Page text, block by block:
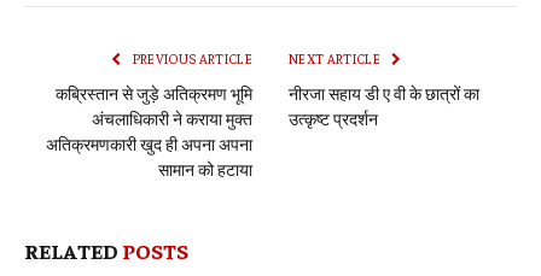
PREVIOUS ARTICLE
कब्रिस्तान से जुड़े अतिक्रमण भूमि
अंचलाधिकारी ने कराया मुक्त
अतिक्रमणकारी खुद ही अपना अपना
सामान को हटाया
NEXT ARTICLE
नीरजा सहाय डी ए वी के छात्रों का
उत्कृष्ट प्रदर्शन
RELATED POSTS